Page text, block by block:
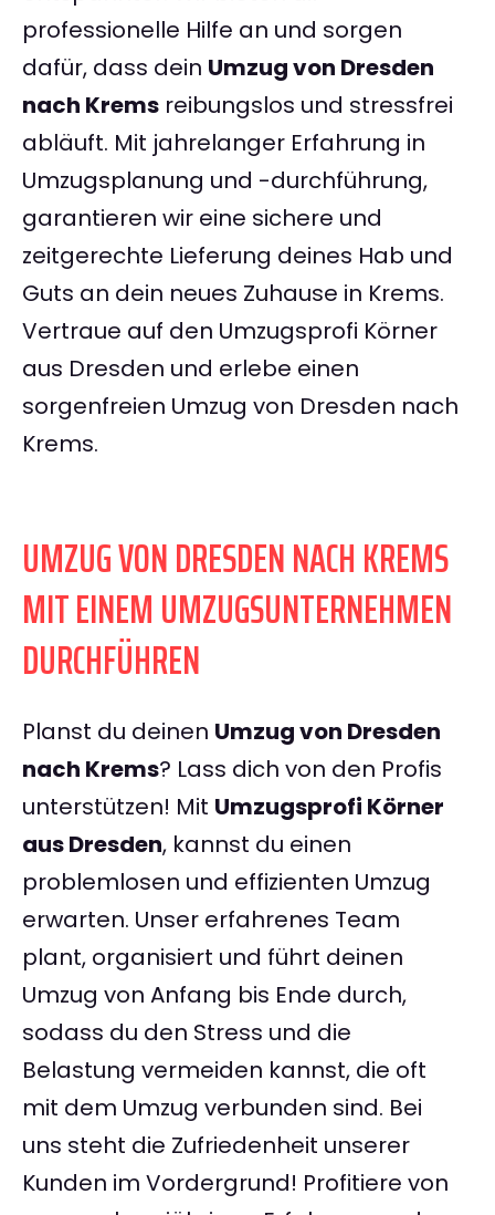
professionelle Hilfe an und sorgen
dafür, dass dein Umzug von Dresden
nach Krems reibungslos und stressfrei
abläuft. Mit jahrelanger Erfahrung in
Umzugsplanung und -durchführung,
garantieren wir eine sichere und
zeitgerechte Lieferung deines Hab und
Guts an dein neues Zuhause in Krems.
Vertraue auf den Umzugsprofi Körner
aus Dresden und erlebe einen
sorgenfreien Umzug von Dresden nach
Krems.
UMZUG VON DRESDEN NACH KREMS
MIT EINEM UMZUGSUNTERNEHMEN
DURCHFÜHREN
Planst du deinen Umzug von Dresden
nach Krems? Lass dich von den Profis
unterstützen! Mit Umzugsprofi Körner
aus Dresden, kannst du einen
problemlosen und effizienten Umzug
erwarten. Unser erfahrenes Team
plant, organisiert und führt deinen
Umzug von Anfang bis Ende durch,
sodass du den Stress und die
Belastung vermeiden kannst, die oft
mit dem Umzug verbunden sind. Bei
uns steht die Zufriedenheit unserer
Kunden im Vordergrund! Profitiere von